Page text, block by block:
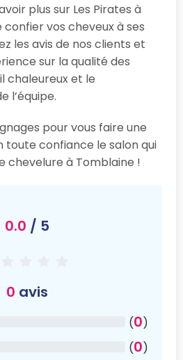
plus sur Les Pirates à
vos cheveux à ses
les avis de nos clients et
sur la qualité des
chaleureux et le
l’équipe.
pour vous faire une
toute confiance le salon qui
chevelure à Tomblaine !
0.0 / 5
0 avis
(0)
(0)